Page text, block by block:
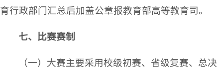
育行政部门汇总后加盖公章报教育部高等教育司。
七、比赛赛制
（一）大赛主要采用校级初赛、省级复赛、总决